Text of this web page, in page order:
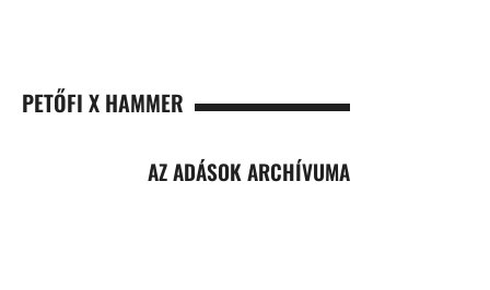
PETŐFI X HAMMER
AZ ADÁSOK ARCHÍVUMA